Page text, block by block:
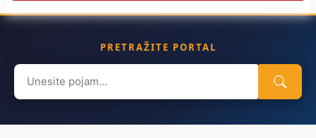
PRETRAŽITE PORTAL
Search
for: